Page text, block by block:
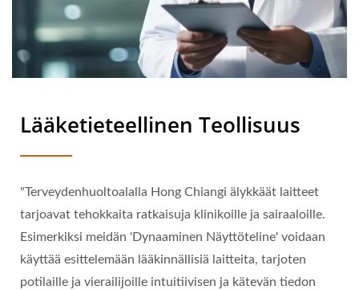
Lääketieteellinen Teollisuus
"Terveydenhuoltoalalla Hong Chiangi älykkäät laitteet
tarjoavat tehokkaita ratkaisuja klinikoille ja sairaaloille.
Esimerkiksi meidän 'Dynaaminen Näyttöteline' voidaan
käyttää esittelemään lääkinnällisiä laitteita, tarjoten
potilaille ja vierailijoille intuitiivisen ja kätevän tiedon